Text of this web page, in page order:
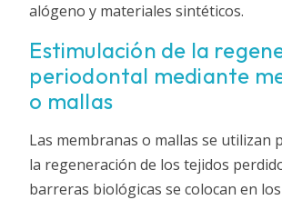
alógeno y materiales sintéticos.
Estimulación de la
periodontal mediante
o mallas
Las membranas o mallas se utilizan
la regeneración de los tejidos
barreras biológicas se colocan en